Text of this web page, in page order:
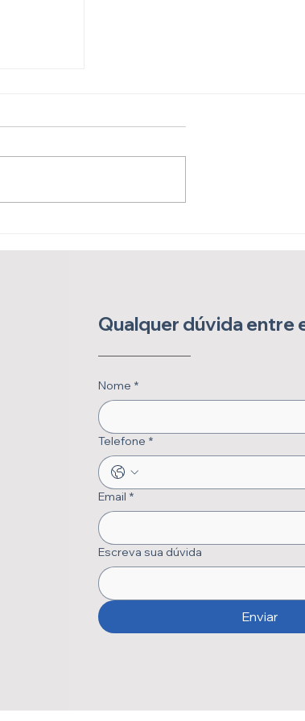
Qualquer dúvida entre
Nome *
Telefone *
Email *
Escreva sua dúvida
Enviar